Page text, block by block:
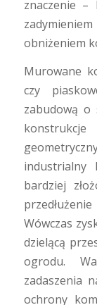
znaczenie –
obniżeniem
Murowane
czy
zabudową o
industrialny
bardziej
Wówczas
dzielącą
ogrodu.
zadaszenia
ochrony